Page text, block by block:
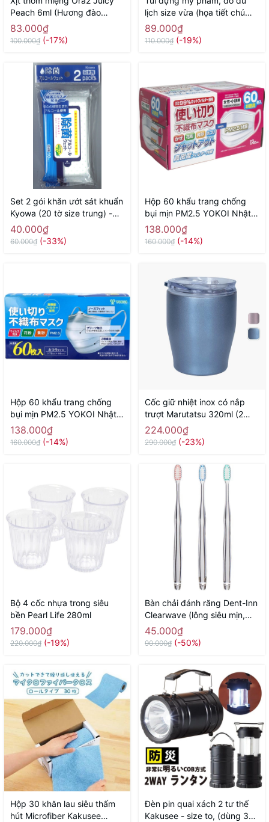
Peach 6ml (Hương đào
mọng nước) - Hàng Nhật
chính hãng
83.000₫
100.000₫ (-17%)
lịch size vừa (họa tiết chú
sóc) - Hàng Nhật nội địa
89.000₫
110.000₫ (-19%)
Set 2 gói khăn ướt sát khuẩn
Kyowa (20 tờ size trung) -
Hàng Nhật nội địa
40.000₫
60.000₫ (-33%)
Hộp 60 khẩu trang chống
bụi mịn PM2.5 YOKOI Nhật
Bản (size nữ, trẻ em) - Hàng
Nhật nội địa
138.000₫
160.000₫ (-14%)
Hộp 60 khẩu trang chống
bụi mịn PM2.5 YOKOI Nhật
Bản - Hàng Nhật nội địa
138.000₫
160.000₫ (-14%)
Cốc giữ nhiệt inox có nắp
trượt Marutatsu 320ml (2
màu blue, pink)
224.000₫
290.000₫ (-23%)
Bộ 4 cốc nhựa trong siêu
bền Pearl Life 280ml
179.000₫
220.000₫ (-19%)
Bàn chải đánh răng Dent-Inn
Clearwave (lông siêu mịn,
gợn sóng) - Hàng Nhật nội
địa
45.000₫
90.000₫ (-50%)
Hộp 30 khăn lau siêu thấm
hút Microfiber Kakusee
Đèn pin quai xách 2 tư thế
Kakusee - size to, (dùng 3